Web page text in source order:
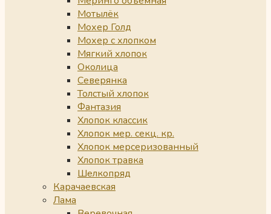
Мотылёк
Мохер Голд
Мохер с хлопком
Мягкий хлопок
Околица
Северянка
Толстый хлопок
Фантазия
Хлопок классик
Хлопок мер. секц. кр.
Хлопок мерсеризованный
Хлопок травка
Шелкопряд
Карачаевская
Лама